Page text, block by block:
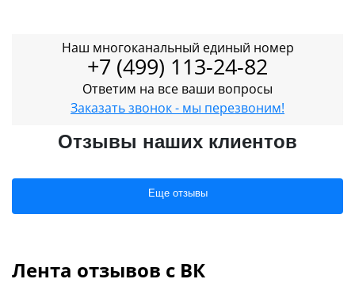
Наш многоканальный единый номер
+7 (499) 113-24-82
Ответим на все ваши вопросы
Заказать звонок - мы перезвоним!
Отзывы наших клиентов
Еще отзывы
Лента отзывов с ВК